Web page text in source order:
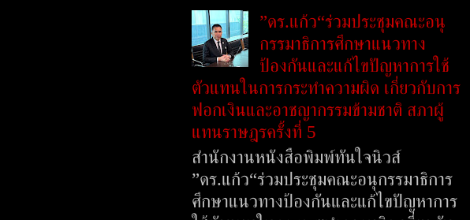
”ดร.แก้ว“ร่วมประชุมคณะอนุ
กรรมาธิการศึกษาแนวทาง
ป้องกันและแก้ไขปัญหาการใช้
ตัวแทนในการกระทำความผิด เกี่ยวกับการ
ฟอกเงินและอาชญากรรมข้ามชาติ สภาผู้
แทนราษฎรครั้งที่ 5
สำนักงานหนังสือพิมพ์ทันใจนิวส์
”ดร.แก้ว“ร่วมประชุมคณะอนุกรรมาธิการ
ศึกษาแนวทางป้องกันและแก้ไขปัญหาการ